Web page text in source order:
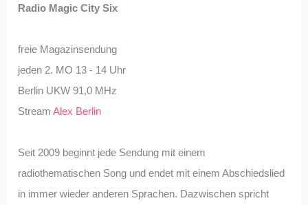
Radio Magic City Six
freie Magazinsendung
jeden 2. MO 13 - 14 Uhr
Berlin UKW 91,0 MHz
StreamAlex Berlin
Seit 2009 beginnt jede Sendung mit einem
radiothematischen Song und endet mit einem Abschiedslied
in immer wieder anderen Sprachen. Dazwischen spricht